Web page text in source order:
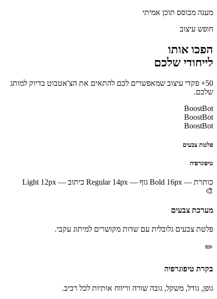
מענה מבוסס תוכן אמיתי
חופש עיצוב
הפכו אותו
לייחודי שלכם
50+ פקדי עיצוב שמאפשרים לכם להתאים את הצ'אטבוט בדיוק למותג
שלכם.
BoostBot
BoostBot
BoostBot
פלטת צבעים
טיפוגרפיה
כותרת — Bold 16px גוף — Regular 14px
כיתוב — Light 12px
🎨
מערכת צבעים
פלטת צבעים גלובלית עם שדות מקושרים למיתוג עקבי.
✏️
בקרת טיפוגרפיה
גופן, גודל, משקל, גובה שורה וריווח אותיות לכל רכיב.